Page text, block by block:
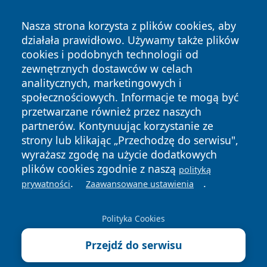
Nasza strona korzysta z plików cookies, aby
działała prawidłowo. Używamy także plików
cookies i podobnych technologii od
zewnętrznych dostawców w celach
analitycznych, marketingowych i
społecznościowych. Informacje te mogą być
przetwarzane również przez naszych
partnerów. Kontynuując korzystanie ze
strony lub klikając „Przechodzę do serwisu",
wyrażasz zgodę na użycie dodatkowych
plików cookies zgodnie z naszą polityką
prywatności. Zaawansowane ustawienia .
Polityka Cookies
Przejdź do serwisu
Copyright © 2026 portalzielonagora.pl Wszystkie prawa
zastrzeżone.
News Autorzy
Polityka
Prywatności
Polityka
Cookies